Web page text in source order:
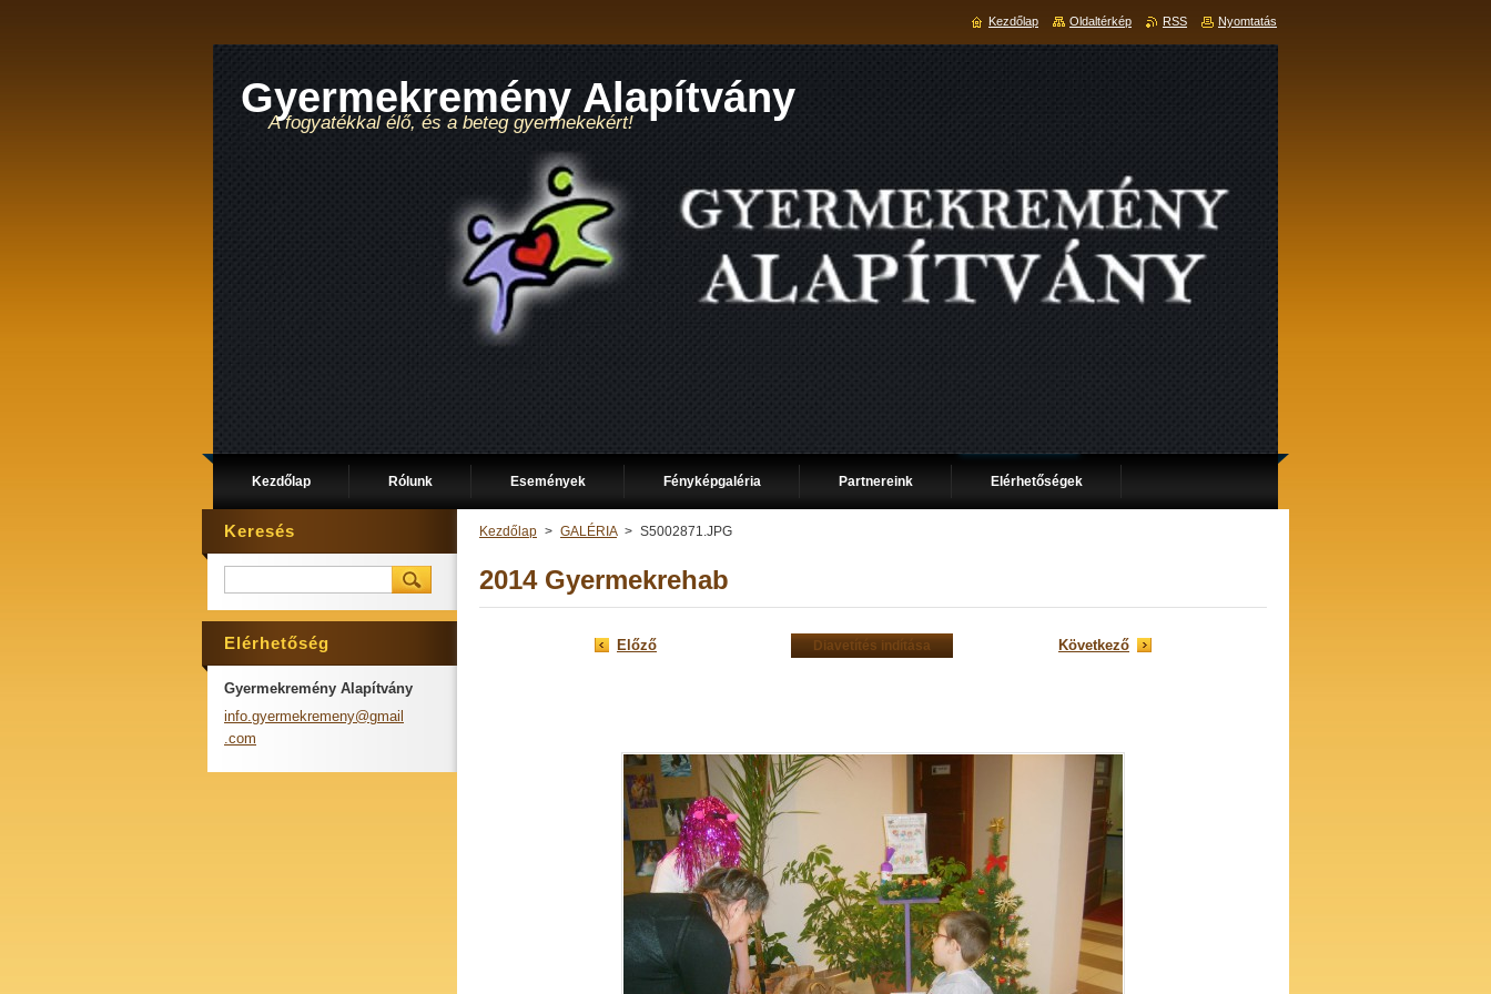
Gyermekremény Alapítvány
A fogyatékkal élő, és a beteg gyermekekért!
Kezdőlap Rólunk Események Fényképgaléria Partnereink Elérhetőségek
Kezdőlap > GALÉRIA > S5002871.JPG
2014 Gyermekrehab
Előző Diavetítés indítása Következő
Keresés
Elérhetőség
Gyermekremény Alapítvány
info.gyermekremeny@gmail
.com
Kezdőlap Oldaltérkép RSS Nyomtatás